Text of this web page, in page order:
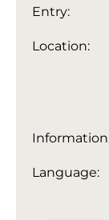
Entry:
Location:
Language: